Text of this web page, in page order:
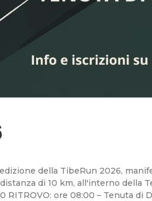
della TibeRun 2026,
di 10 km, all'interno della
ore 08:00 – Tenuta di